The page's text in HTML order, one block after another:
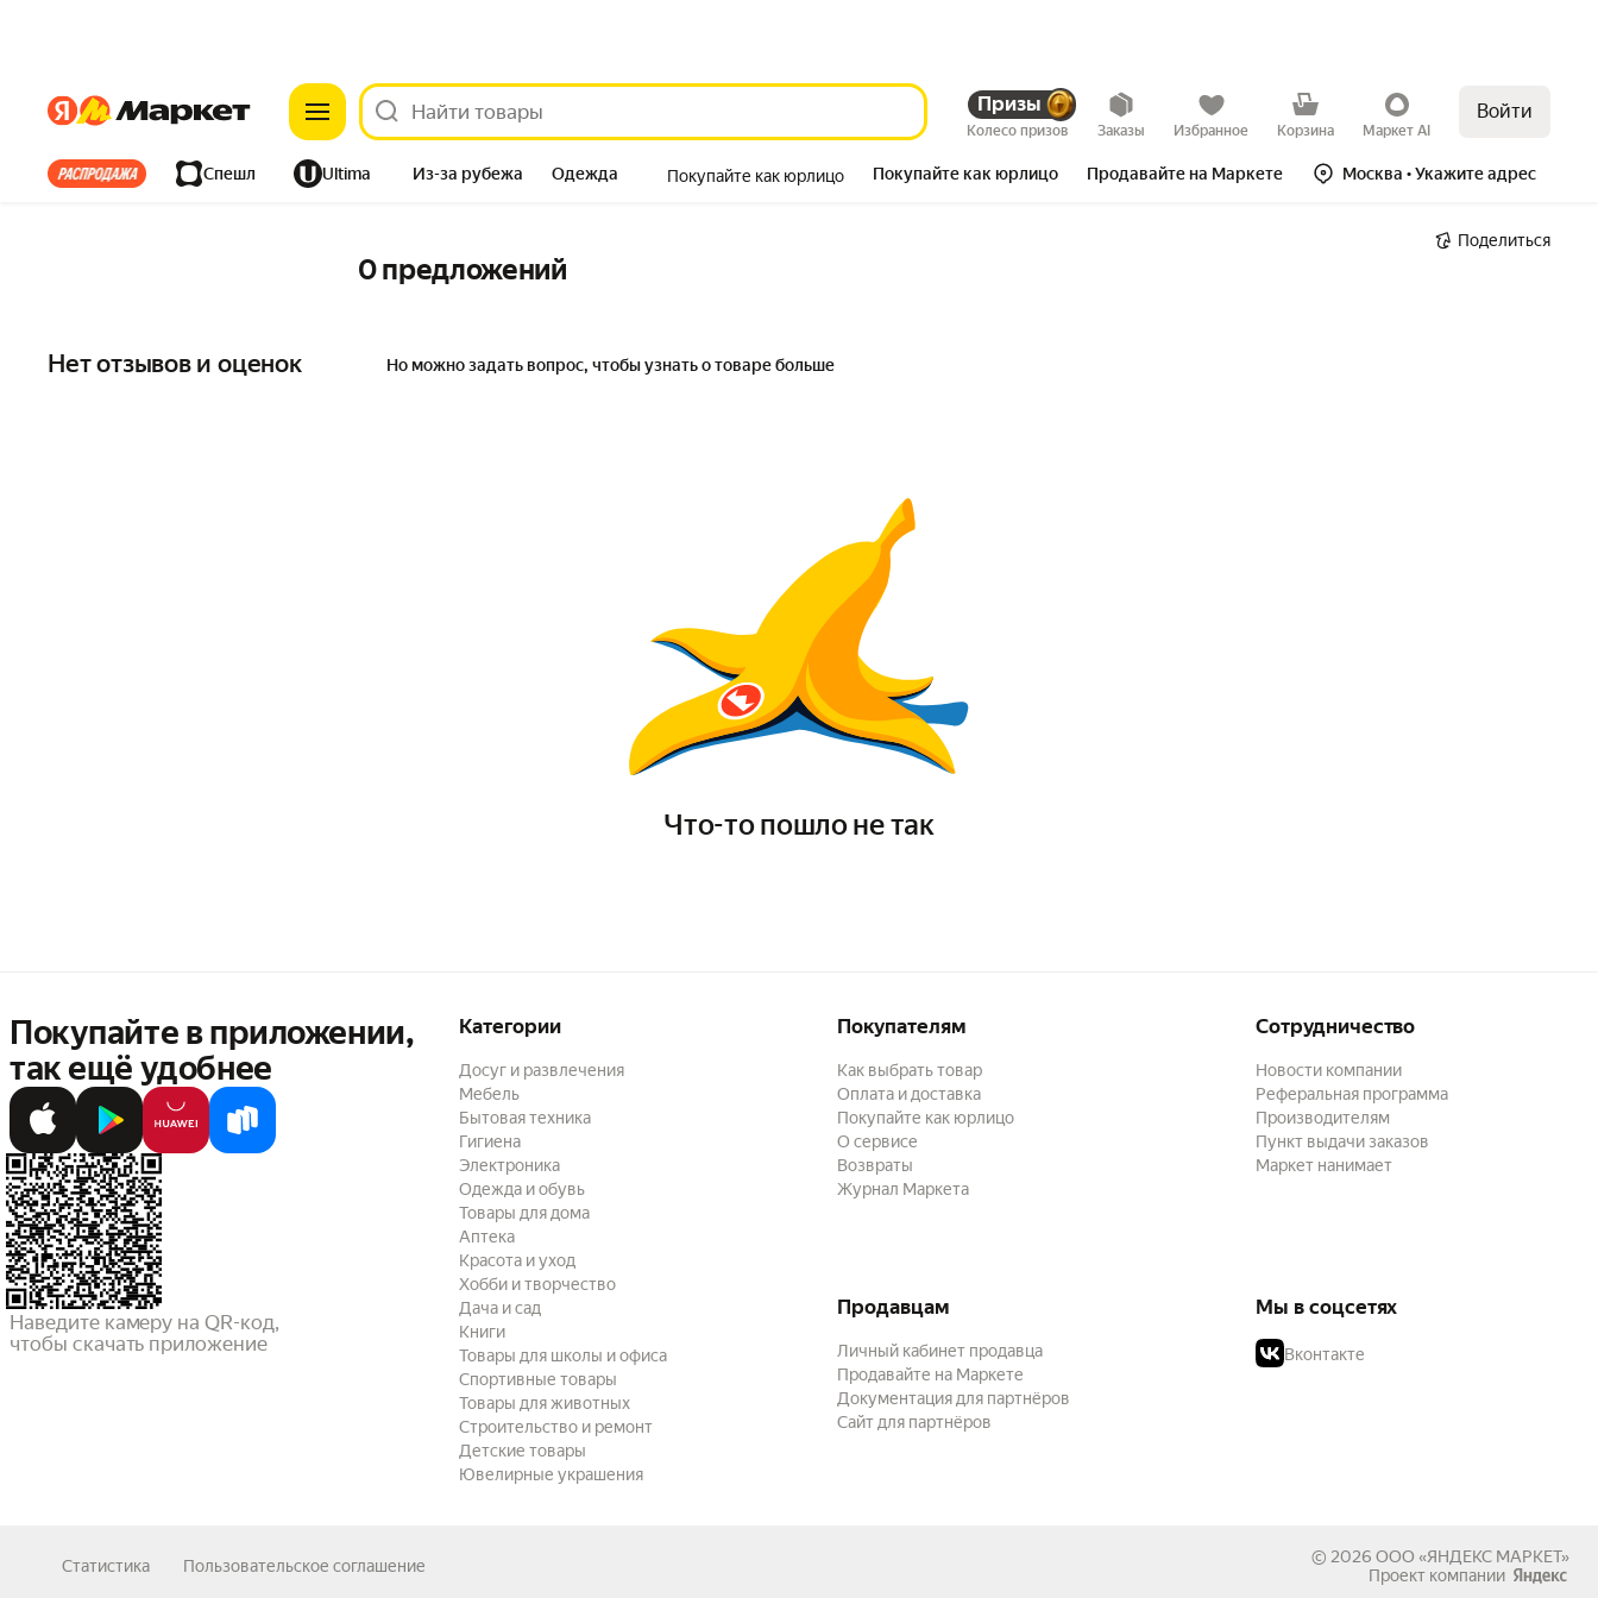
ЯндексЯндекс Призы
Колесо призов Заказы Избранное Корзина Маркет AI
Войти
Все хиты Спешл Ultima Из-за рубежа Одежда Покупайте как юрлицо Покупайте как юрлицо Продавайте на Маркете Москва • Укажите адрес
Поделиться
0 предложений
Нет отзывов и оценок Но можно задать вопрос, чтобы узнать о товаре больше
Что-то пошло не так
Покупайте в приложении,
так ещё удобнее
Наведите камеру на QR-код,
чтобы скачать приложение
Категории
Досуг и развлечения
Мебель
Бытовая техника
Гигиена
Электроника
Одежда и обувь
Товары для дома
Аптека
Красота и уход
Хобби и творчество
Дача и сад
Книги
Товары для школы и офиса
Спортивные товары
Товары для животных
Строительство и ремонт
Детские товары
Ювелирные украшения
Покупателям
Как выбрать товар
Оплата и доставка
Покупайте как юрлицо
О сервисе
Возвраты
Журнал Маркета
Сотрудничество
Новости компании
Реферальная программа
Производителям
Пункт выдачи заказов
Маркет нанимает
Продавцам
Личный кабинет продавца
Продавайте на Маркете
Документация для партнёров
Сайт для партнёров
Мы в соцсетях
Вконтакте
Статистика Пользовательское соглашение © 2026 ООО «ЯНДЕКС МАРКЕТ»
Проект компании